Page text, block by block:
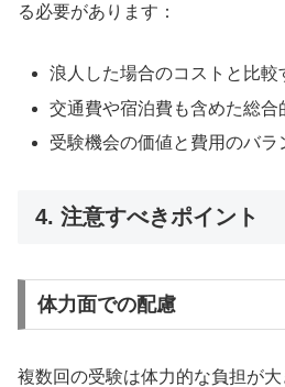
る必要があります：
浪人した場合のコストと比較
交通費や宿泊費も含めた総合
受験機会の価値と費用のバラ
4. 注意すべきポイント
体力面での配慮
複数回の受験は体力的な負担が